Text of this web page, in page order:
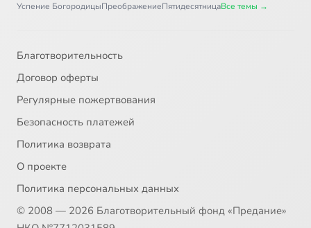
Успение БогородицыПреображениеПятидесятницаВсе темы →
Благотворительность
Договор оферты
Регулярные пожертвования
Безопасность платежей
Политика возврата
О проекте
Политика персональных данных
© 2008 — 2026 Благотворительный фонд «Предание»